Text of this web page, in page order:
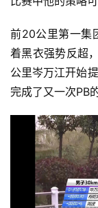
前20公里第一集
着黑衣强势反超
公里岑万江开始
完成了又一次PB